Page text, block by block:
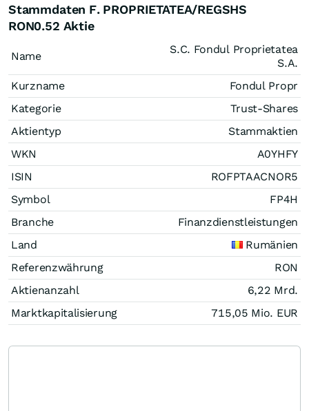
Stammdaten F. PROPRIETATEA/REGSHS
RON0.52 Aktie
Name
S.C. Fondul Proprietatea
S.A.
Kurzname
Fondul Propr
Kategorie
Trust-Shares
Aktientyp
Stammaktien
WKN
A0YHFY
ISIN
ROFPTAACNOR5
Symbol
FP4H
Branche
Finanzdienstleistungen
Land
Rumänien
Referenzwährung
RON
Aktienanzahl
6,22 Mrd.
Marktkapitalisierung
715,05 Mio. EUR